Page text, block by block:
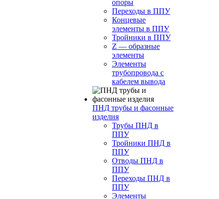
опоры
Переходы в ППУ
Концевые
элементы в ППУ
Тройники в ППУ
Z — образные
элементы
Элементы
трубопровода с
кабелем вывода
ПНД трубы и фасонные
изделия
Трубы ПНД в
ППУ
Тройники ПНД в
ППУ
Отводы ПНД в
ППУ
Переходы ПНД в
ППУ
Элементы